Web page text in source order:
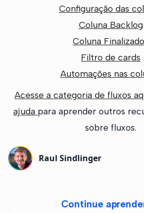
Continue
Configuração das
Coluna Backlog
Coluna
Filtro de cards
Automações nas
Acesse a categoria de fluxos
ajuda para aprender outros
sobre fluxos.
Raul Sindlinger